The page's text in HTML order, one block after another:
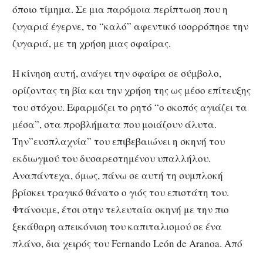
όποιο τίμημα. Σε μια παρόμοια περίπτωση που η
ζυγαριά έγερνε, το “καλό” αφεντικό ισορρόπησε την
ζυγαριά, με τη χρήση μιας σφαίρας.
Η κίνηση αυτή, ανάγει την σφαίρα σε σύμβολο,
ορίζοντας τη βία και την χρήση της ως μέσο επίτευξης
του στόχου. Εφαρμόζει το ρητό “ο σκοπός αγιάζει τα
μέσα”, στα προβλήματα που μοιάζουν άλυτα.
Την”ευσπλαχνία” του επιβεβαιώνει η σκηνή του
εκδιωγμού του δυσαρεστημένου υπαλλήλου.
Αναπάντεχα, όμως, πάνω σε αυτή τη συμπλοκή
βρίσκει τραγικό θάνατο ο γιός του επιστάτη του.
Φτάνουμε, έτσι στην τελευταία σκηνή με την πιο
ξεκάθαρη απεικόνιση του καπιταλισμού σε ένα
πλάνο, δια χειρός του Fernando León de Aranoa. Από